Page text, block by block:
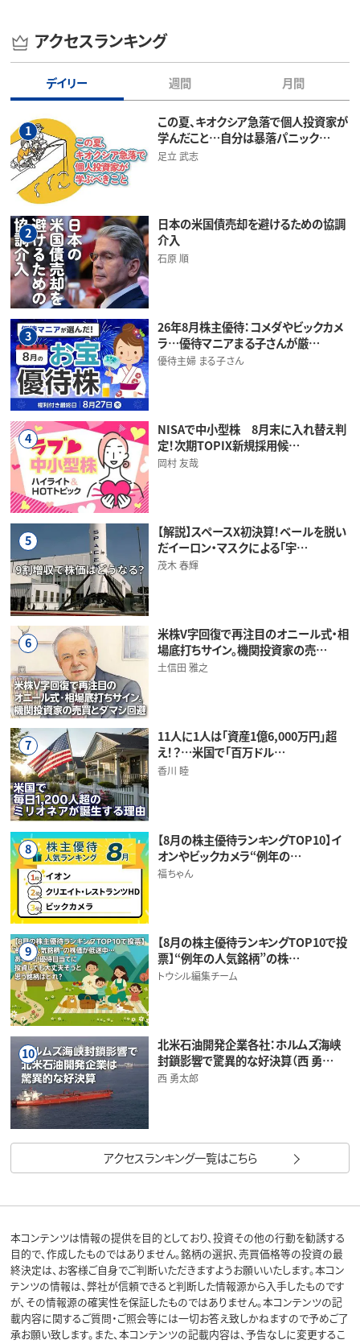
アクセスランキング
デイリー 週間 月間
1
この夏、キオクシア急落で個人投資家が
学んだこと…自分は暴落パニック…
足立 武志
2
日本の米国債売却を避けるための協調
介入
石原 順
3
26年8月株主優待：コメダやビックカメ
ラ…優待マニアまる子さんが厳…
優待主婦 まる子さん
4
NISAで中小型株 8月末に入れ替え判
定！次期TOPIX新規採用候…
岡村 友哉
5
【解説】スペースX初決算！ベールを脱い
だイーロン・マスクによる「宇…
茂木 春輝
6
米株V字回復で再注目のオニール式・相
場底打ちサイン。機関投資家の売…
土信田 雅之
7
11人に1人は「資産1億6,000万円」超
え！？…米国で「百万ドル…
香川 睦
8
【8月の株主優待ランキングTOP10】イ
オンやビックカメラ“例年の…
福ちゃん
9
【8月の株主優待ランキングTOP10で投
票】“例年の人気銘柄”の株…
トウシル編集チーム
10
北米石油開発企業各社：ホルムズ海峡
封鎖影響で驚異的な好決算（西 勇…
西 勇太郎
アクセスランキング一覧はこちら
本コンテンツは情報の提供を目的としており、投資その他の行動を勧誘する
目的で、作成したものではありません。銘柄の選択、売買価格等の投資の最
終決定は、お客様ご自身でご判断いただきますようお願いいたします。本コン
テンツの情報は、弊社が信頼できると判断した情報源から入手したものです
が、その情報源の確実性を保証したものではありません。本コンテンツの記
載内容に関するご質問・ご照会等には一切お答え致しかねますので予めご了
承お願い致します。また、本コンテンツの記載内容は、予告なしに変更するこ